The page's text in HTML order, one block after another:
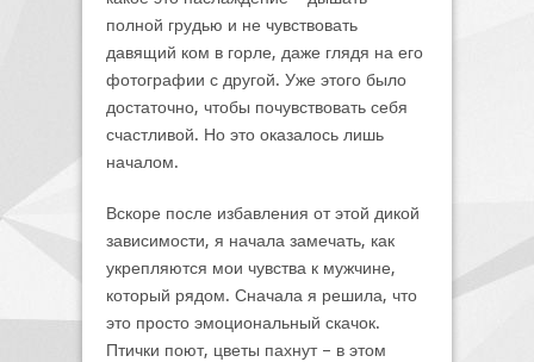
полной грудью и не чувствовать
давящий ком в горле, даже глядя на его
фотографии с другой. Уже этого было
достаточно, чтобы почувствовать себя
счастливой. Но это оказалось лишь
началом.
Вскоре после избавления от этой дикой
зависимости, я начала замечать, как
укрепляются мои чувства к мужчине,
который рядом. Сначала я решила, что
это просто эмоциональный скачок.
Птички поют, цветы пахнут – в этом